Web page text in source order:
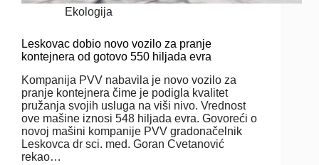
Ekologija
Leskovac dobio novo vozilo za pranje
kontejnera od gotovo 550 hiljada evra
Kompanija PVV nabavila je novo vozilo za
pranje kontejnera čime je podigla kvalitet
pružanja svojih usluga na viši nivo. Vrednost
ove mašine iznosi 548 hiljada evra. Govoreći o
novoj mašini kompanije PVV gradonačelnik
Leskovca dr sci. med. Goran Cvetanović
rekao…